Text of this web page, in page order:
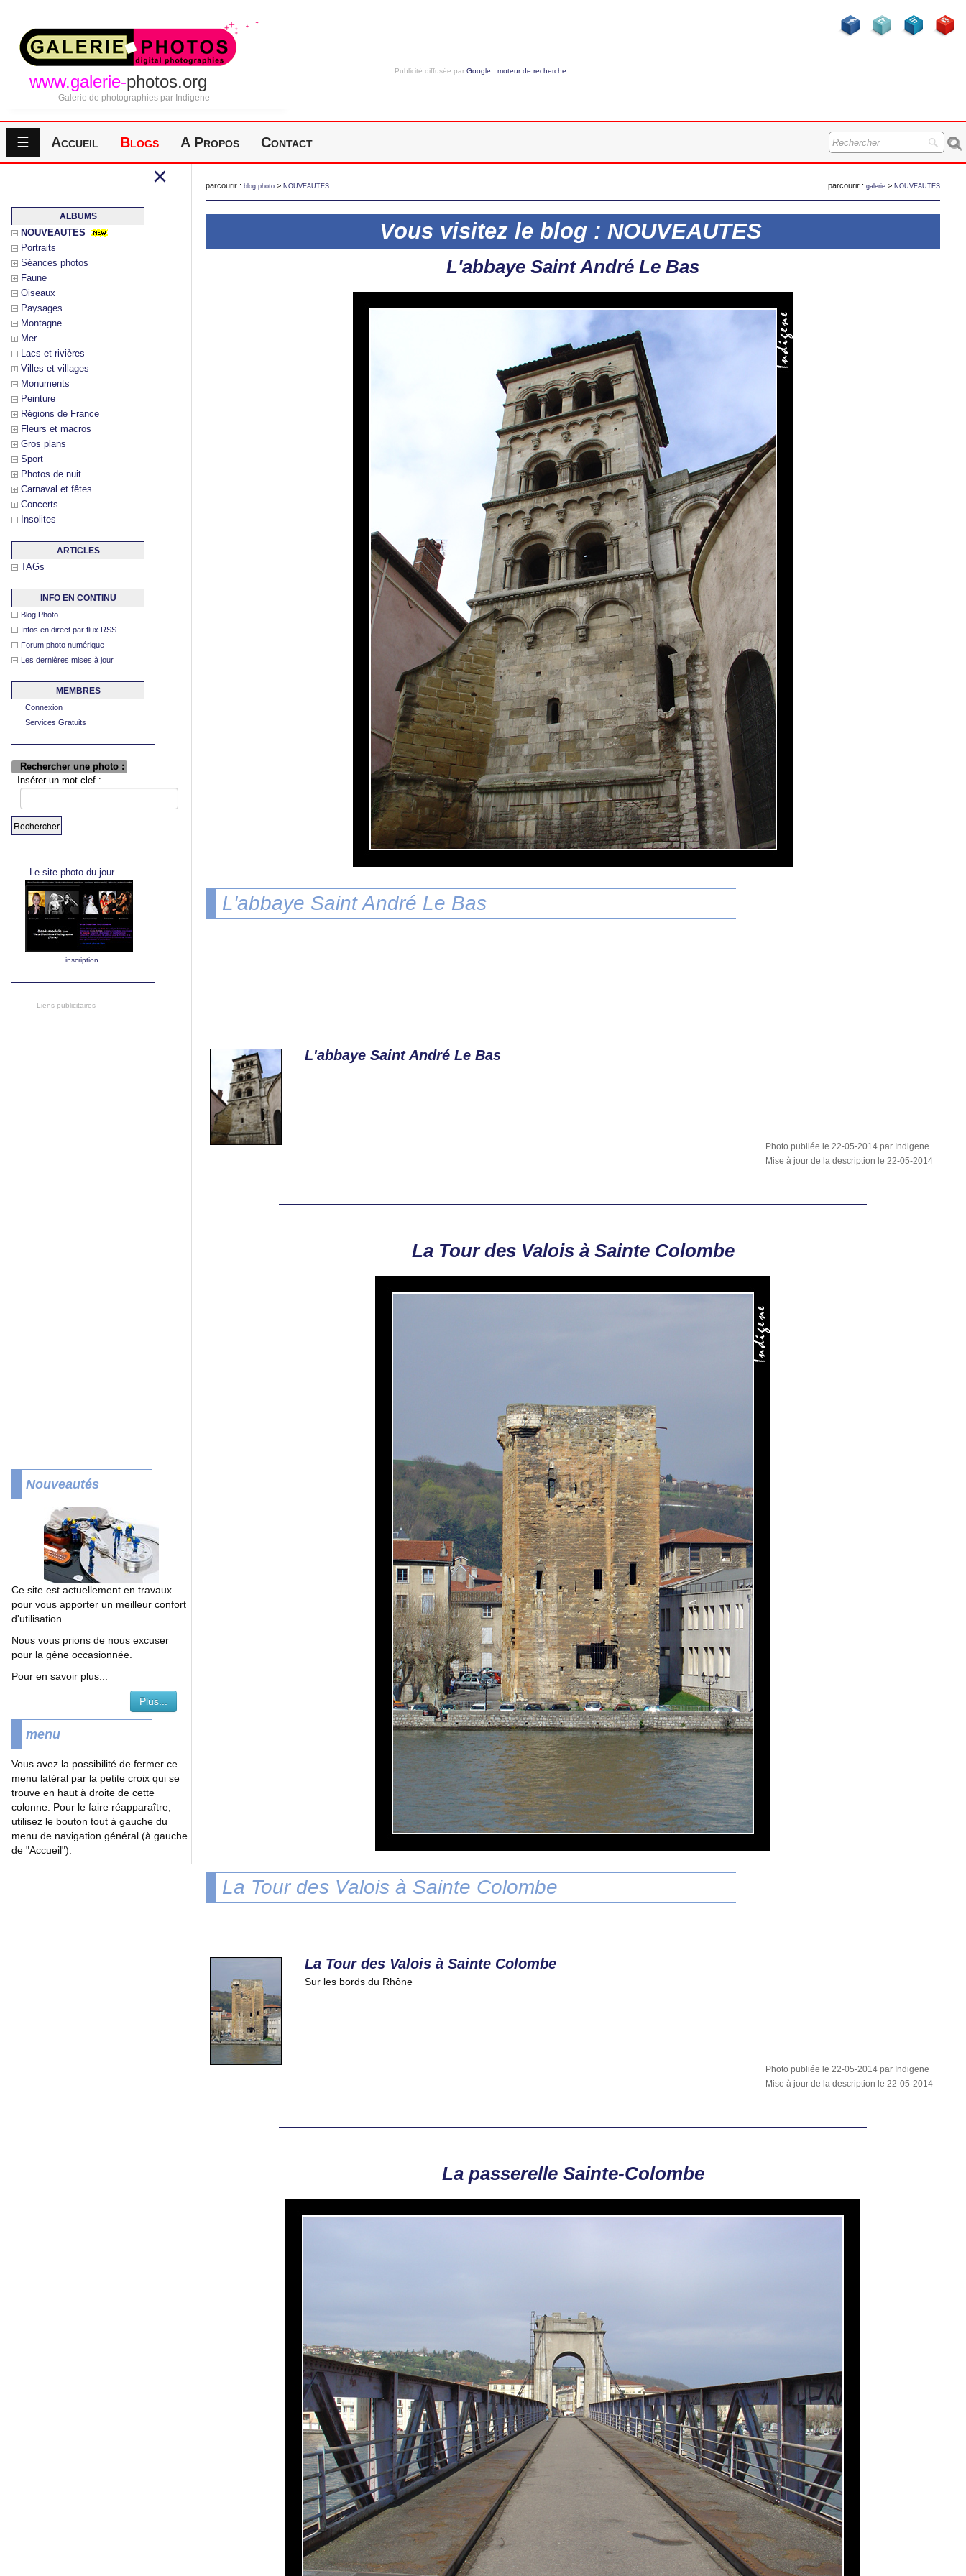
www.galerie-photos.org
Galerie de photographies par Indigene
Publicité diffusée par Google : moteur de recherche
☰ Accueil Blogs A Propos Contact
×
ALBUMS
NOUVEAUTES
Portraits
Séances photos
Faune
Oiseaux
Paysages
Montagne
Mer
Lacs et rivières
Villes et villages
Monuments
Peinture
Régions de France
Fleurs et macros
Gros plans
Sport
Photos de nuit
Carnaval et fêtes
Concerts
Insolites
ARTICLES
TAGs
INFO EN CONTINU
Blog Photo
Infos en direct par flux RSS
Forum photo numérique
Les dernières mises à jour
MEMBRES
Connexion
Services Gratuits
Rechercher une photo :
Insérer un mot clef :
Le site photo du jour
inscription
Liens publicitaires
Nouveautés
Ce site est actuellement en travaux
pour vous apporter un meilleur confort
d'utilisation.
Nous vous prions de nous excuser
pour la gêne occasionnée.
Pour en savoir plus...
Plus...
menu
Vous avez la possibilité de fermer ce
menu latéral par la petite croix qui se
trouve en haut à droite de cette
colonne. Pour le faire réapparaître,
utilisez le bouton tout à gauche du
menu de navigation général (à gauche
de "Accueil").
parcourir : blog photo > NOUVEAUTES parcourir : galerie > NOUVEAUTES
Vous visitez le blog : NOUVEAUTES
L'abbaye Saint André Le Bas
L'abbaye Saint André Le Bas
L'abbaye Saint André Le Bas
Photo publiée le 22-05-2014 par Indigene
Mise à jour de la description le 22-05-2014
La Tour des Valois à Sainte Colombe
La Tour des Valois à Sainte Colombe
La Tour des Valois à Sainte Colombe
Sur les bords du Rhône
Photo publiée le 22-05-2014 par Indigene
Mise à jour de la description le 22-05-2014
La passerelle Sainte-Colombe